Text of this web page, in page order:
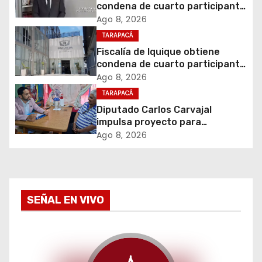
ó
n
d
e
e
r
a
condena de cuarto participante
en violento asalto a
comerciante
Ago 8, 2026
TARAPACÁ
Fiscalía de Iquique obtiene
condena de cuarto participante
en violento asalto a
comerciante
Ago 8, 2026
TARAPACÁ
Diputado Carlos Carvajal
impulsa proyecto para
homenajear en vida al campeón
Ago 8, 2026
SEÑAL EN VIVO